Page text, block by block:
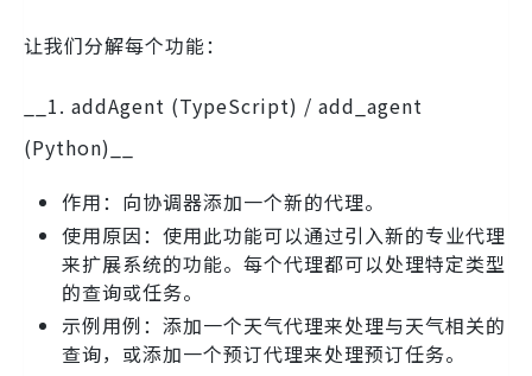
让我们分解每个功能：
__1. addAgent (TypeScript) / add_agent
(Python)__
作用：向协调器添加一个新的代理。
使用原因：使用此功能可以通过引入新的专业代理
来扩展系统的功能。每个代理都可以处理特定类型
的查询或任务。
示例用例：添加一个天气代理来处理与天气相关的
查询，或添加一个预订代理来处理预订任务。